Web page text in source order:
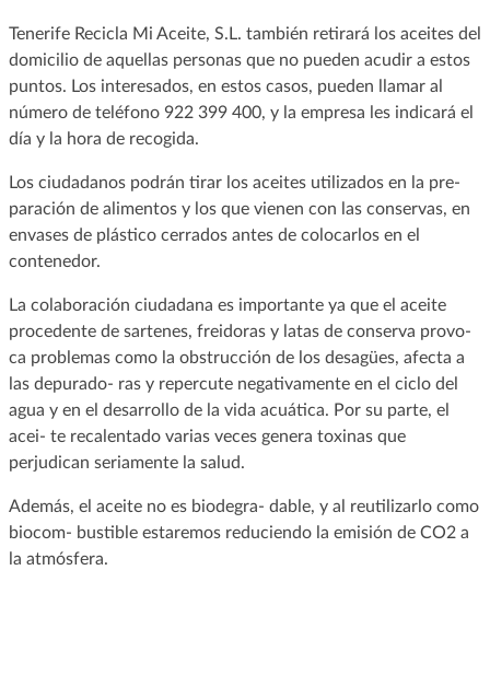
Tenerife Recicla Mi Aceite, S.L. también retirará los aceites del
domicilio de aquellas personas que no pueden acudir a estos
puntos. Los interesados, en estos casos, pueden llamar al
número de teléfono 922 399 400, y la empresa les indicará el
día y la hora de recogida.
Los ciudadanos podrán tirar los aceites utilizados en la pre-
paración de alimentos y los que vienen con las conservas, en
envases de plástico cerrados antes de colocarlos en el
contenedor.
La colaboración ciudadana es importante ya que el aceite
procedente de sartenes, freidoras y latas de conserva provo-
ca problemas como la obstrucción de los desagües, afecta a
las depurado- ras y repercute negativamente en el ciclo del
agua y en el desarrollo de la vida acuática. Por su parte, el
acei- te recalentado varias veces genera toxinas que
perjudican seriamente la salud.
Además, el aceite no es biodegra- dable, y al reutilizarlo como
biocom- bustible estaremos reduciendo la emisión de CO2 a
la atmósfera.